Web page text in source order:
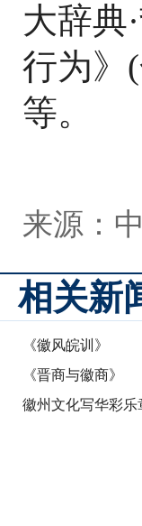
大辞典
行为》
等。
来源：
相关新
《徽风皖训》
《晋商与徽商》
徽州文化写华彩乐